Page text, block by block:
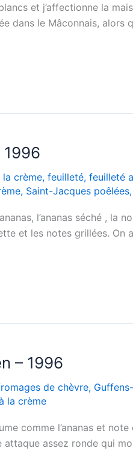
et j’affectionne la
le Mâconnais, alors
la crème, feuilleté, feuilleté
, Saint-Jacques poêlées,
l’ananas séché , la
et les notes grillées. On
– 1996
de chèvre,
la crème
comme l’ananas et note
assez ronde qui